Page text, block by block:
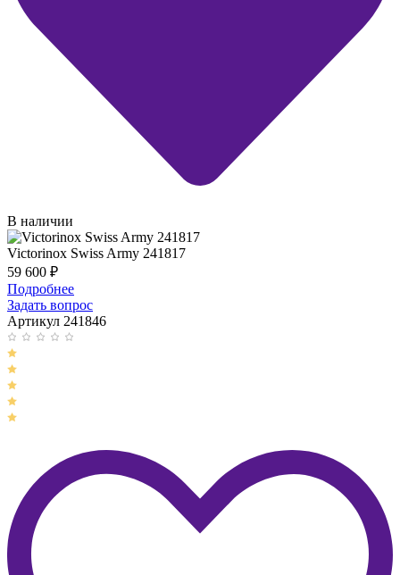
В наличии
Victorinox Swiss Army 241817
59 600 ₽
Подробнее
Задать вопрос
Артикул 241846